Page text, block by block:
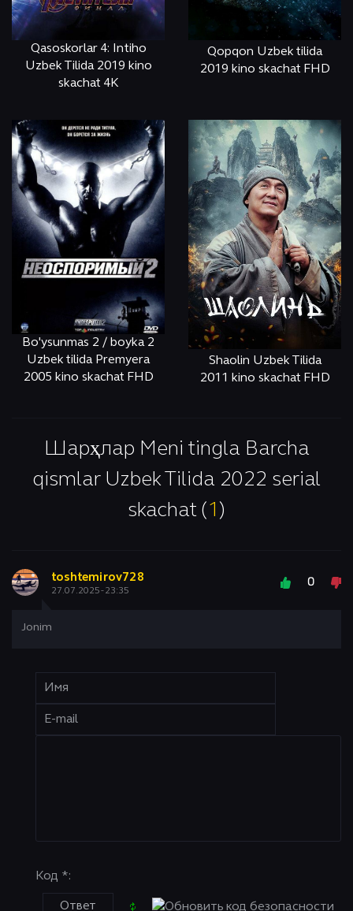
Qasoskorlar 4: Intiho
Uzbek Tilida 2019 kino
skachat 4K
Qopqon Uzbek tilida
2019 kino skachat FHD
Bo'ysunmas 2 / boyka 2
Uzbek tilida Premyera
2005 kino skachat FHD
Shaolin Uzbek Tilida
2011 kino skachat FHD
Шарҳлар Meni tingla Barcha
qismlar Uzbek Tilida 2022 serial
skachat ( 1 )
toshtemirov728
27.07.2025 - 23:35
0
Jonim
Код *: